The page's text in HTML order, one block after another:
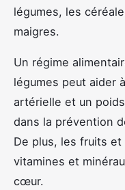
légumes, les
maigres.
Un régime
légumes peut aider
artérielle et un
dans la prévention
De plus, les fruits
vitamines et
cœur.